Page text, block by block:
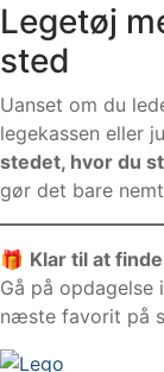
Legetøj
sted
Uanset om du
legekassen eller
stedet, hvor du
gør det bare
🎁 Klar til at
Gå på
næste favorit på